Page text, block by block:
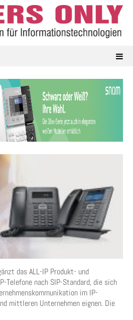
das ALL-IP Produkt- und
Telefone nach SIP-Standard, die sich
im IP-
mittleren Unternehmen eignen. Die